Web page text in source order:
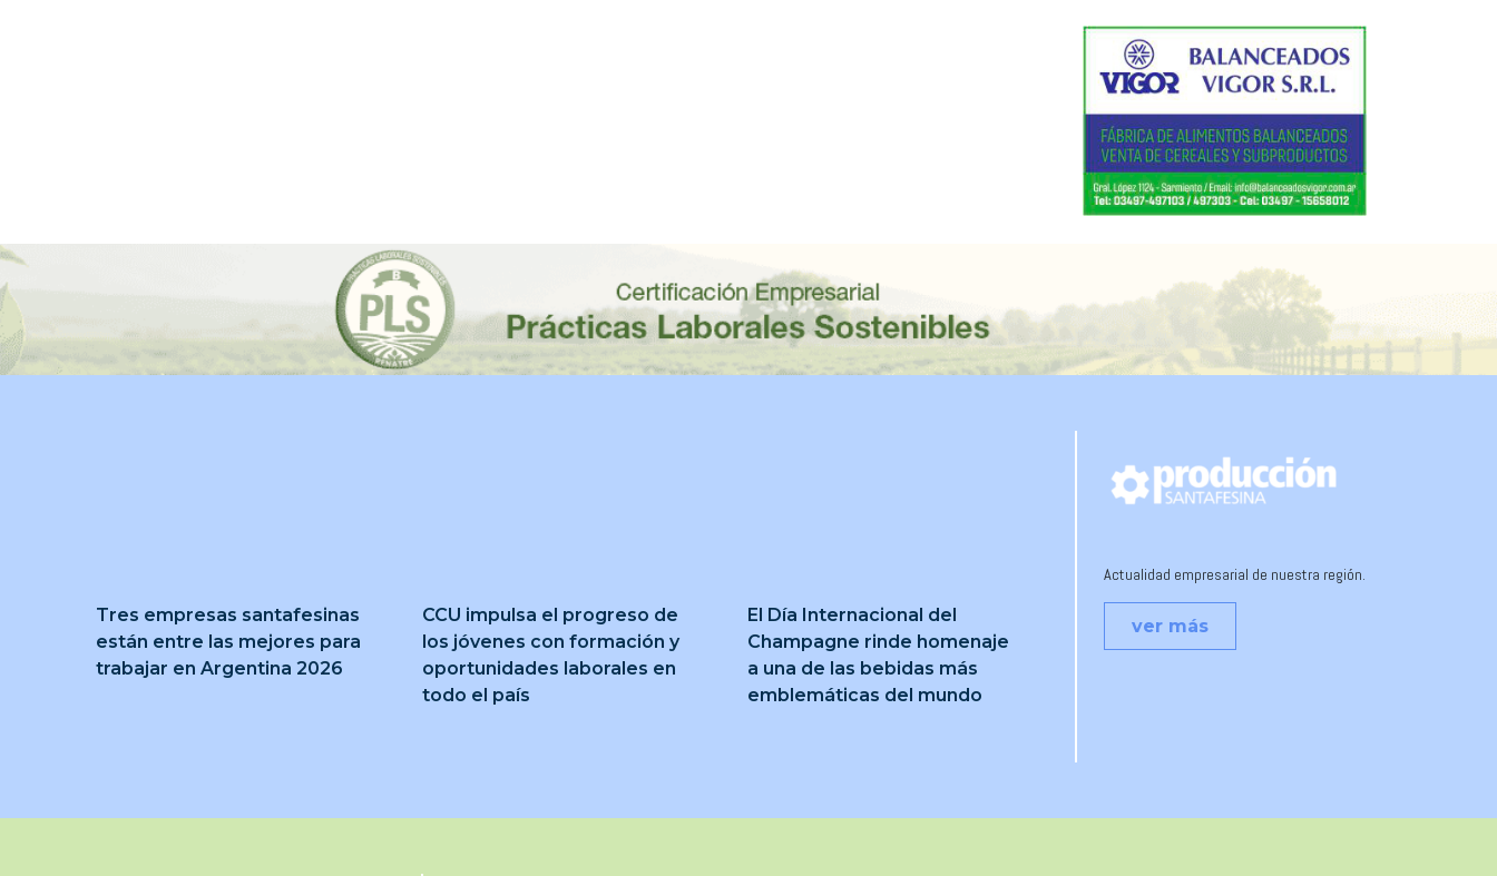
Tres empresas santafesinas
están entre las mejores para
trabajar en Argentina 2026
CCU impulsa el progreso de
los jóvenes con formación y
oportunidades laborales en
todo el país
El Día Internacional del
Champagne rinde homenaje
a una de las bebidas más
emblemáticas del mundo
Actualidad empresarial de nuestra región.
ver más